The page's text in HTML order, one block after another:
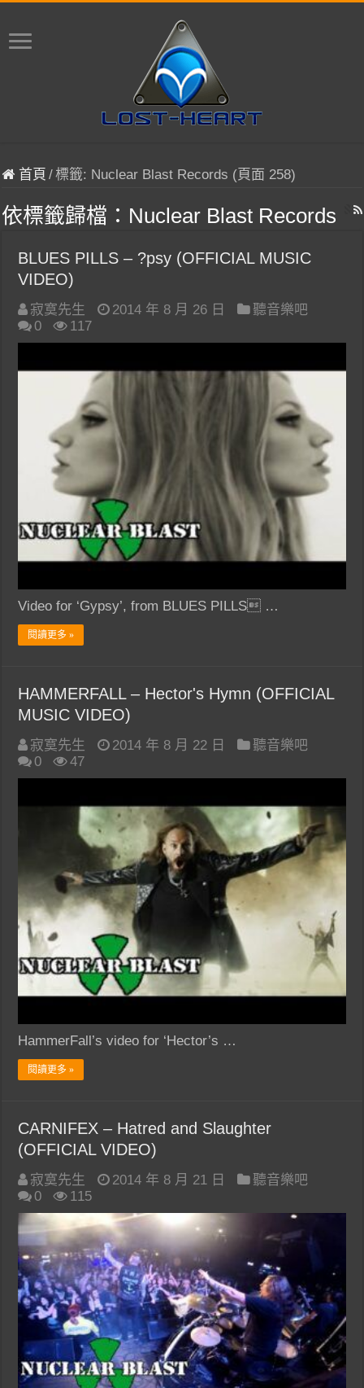
首頁 /標籤: Nuclear Blast Records (頁面 258)
依標籤歸檔： Nuclear Blast Records
BLUES PILLS – ?psy (OFFICIAL MUSIC
VIDEO)
寂寞先生 2014 年 8 月 26 日
聽音樂吧
0
117
Video for ‘Gypsy’, from BLUES PILLS …
閱讀更多 »
HAMMERFALL – Hector's Hymn (OFFICIAL
MUSIC VIDEO)
寂寞先生 2014 年 8 月 22 日
聽音樂吧
0
47
HammerFall’s video for ‘Hector’s …
閱讀更多 »
CARNIFEX – Hatred and Slaughter
(OFFICIAL VIDEO)
寂寞先生 2014 年 8 月 21 日
聽音樂吧
0
115